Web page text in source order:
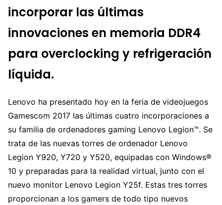
incorporar las últimas
innovaciones en memoria DDR4
para overclocking y refrigeración
líquida.
Lenovo ha presentado hoy en la feria de videojuegos
Gamescom 2017 las últimas cuatro incorporaciones a
su familia de ordenadores gaming Lenovo Legion™. Se
trata de las nuevas torres de ordenador Lenovo
Legion Y920, Y720 y Y520, equipadas con Windows®
10 y preparadas para la realidad virtual, junto con el
nuevo monitor Lenovo Legion Y25f. Estas tres torres
proporcionan a los gamers de todo tipo nuevos